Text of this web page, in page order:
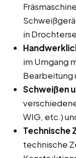
in
im Umgang
Bearbeitung
Schweißen
WIG, etc.)
Technische
technische